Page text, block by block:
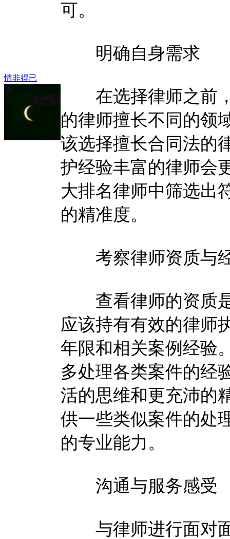
情非得已
可。
明确自身需求
在选择律师之前，
的律师擅长不同的领
该选择擅长合同法的
护经验丰富的律师会
大排名律师中筛选出
的精准度。
考察律师资质与
查看律师的资质是
应该持有有效的律师
年限和相关案例经验
多处理各类案件的经
活的思维和更充沛的
供一些类似案件的处
的专业能力。
沟通与服务感受
与律师进行面对面